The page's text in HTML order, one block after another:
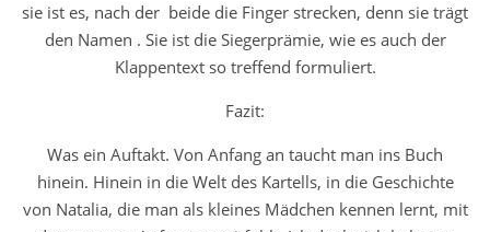
sie ist es, nach der beide die Finger strecken, denn sie trägt
den Namen . Sie ist die Siegerprämie, wie es auch der
Klappentext so treffend formuliert.
Fazit:
Was ein Auftakt. Von Anfang an taucht man ins Buch
hinein. Hinein in die Welt des Kartells, in die Geschichte
von Natalia, die man als kleines Mädchen kennen lernt, mit